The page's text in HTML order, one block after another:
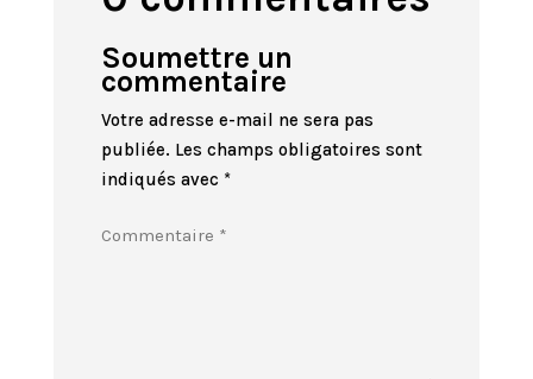
Soumettre un
commentaire
Votre adresse e-mail ne sera pas
publiée. Les champs obligatoires sont
indiqués avec *